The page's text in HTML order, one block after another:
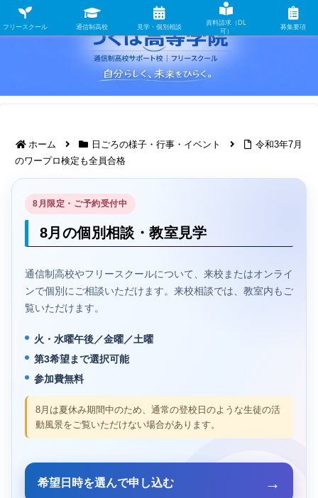
ホーム 日ごろの様子・行事・イベント
令和3年7月
のワープロ検定も全員合格
8月限定・ご予約受付中
8月の個別相談・教室見学
通信制高校やフリースクールについて、来校またはオンライ
ンで個別にご相談いただけます。来校相談では、教室内もご
覧いただけます。
火・水曜午後／金曜／土曜
第3希望まで選択可能
参加費無料
8月は夏休み期間中のため、通常の登校日のような生徒の活
動風景をご覧いただけない場合があります。
希望日時を選んで申し込む →
フリースクール 通信制高校 見学・個別相談
資料請求（DL
可）
募集要項